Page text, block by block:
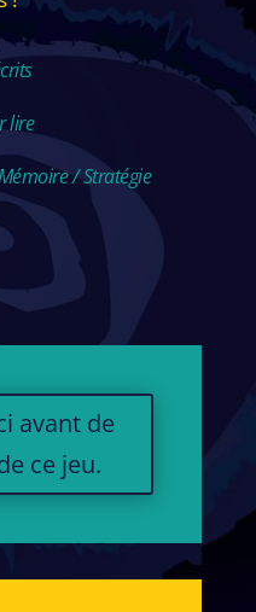
lire
/ Stratégie
avant de
ce jeu.